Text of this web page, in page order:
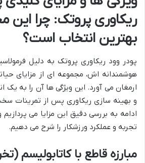
ریکاوری پروتک: چرا
بهترین انتخاب است؟
پودر وود ریکاوری پروتک به دلیل
هوشمندانه اش، مجموعه ای از مزایای
ارمغان می آورد. این ویژگی ها آن را به یک
و بهینه سازی ریکاوری پس از تمرینات
ادامه به بررسی دقیق این مزایا می پردازیم
تجربه و عملکرد ورزشکار را شرح می دهیم.
مبارزه قاطع با کاتابولیسم